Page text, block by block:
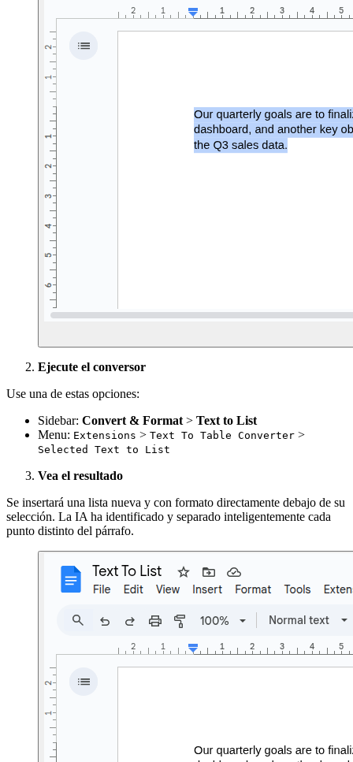
Ejecute el conversor
Use una de estas opciones:
Sidebar: Convert & Format > Text to List
Menu: Extensions > Text To Table Converter >
Selected Text to List
Vea el resultado
Se insertará una lista nueva y con formato directamente debajo de su
selección. La IA ha identificado y separado inteligentemente cada
punto distinto del párrafo.